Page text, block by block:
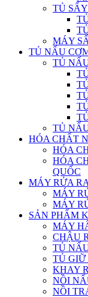
TỦ
MÁY
TỦ NẤU
TỦ
TỦ
HÓA CHẤT
HÓA
HÓA
QUỐC
MÁY RỬA
MÁY
MÁY
SẢN PHẨM
MÁY
CHẬU
TỦ
TỦ GIỮ
KHAY
NỒI
NỒI